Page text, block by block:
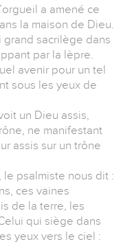
a amené ce
la maison de Dieu.
grand sacrilège dans
par la lèpre.
avenir pour un tel
sous les yeux de
un Dieu assis,
ne manifestant
assis sur un trône
le psalmiste nous dit :
ces vaines
de la terre, les
qui siège dans
yeux vers le ciel :